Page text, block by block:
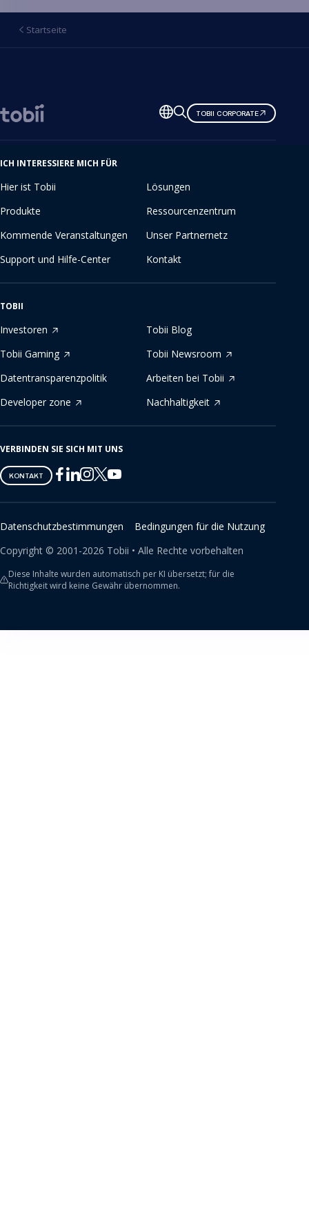
Startseite
Sprache
ändern
TOBII CORPORATE
ICH INTERESSIERE MICH FÜR
Hier ist Tobii
Lösungen
Produkte
Ressourcenzentrum
Kommende Veranstaltungen
Unser Partnernetz
Support und Hilfe-Center
Kontakt
TOBII
Investoren
Tobii Blog
Tobii Gaming
Tobii Newsroom
Datentransparenzpolitik
Arbeiten bei Tobii
Developer zone
Nachhaltigkeit
VERBINDEN SIE SICH MIT UNS
KONTAKT
Tobii
on
Facebook
Tobii
on
Linkedin
Tobii
on
Instagram
Tobii
on
Twitter
Tobii
on
Youtube
Datenschutzbestimmungen
Bedingungen für die Nutzung
Copyright © 2001-2026 Tobii • Alle Rechte vorbehalten
Diese Inhalte wurden automatisch per KI übersetzt; für die
Richtigkeit wird keine Gewähr übernommen.